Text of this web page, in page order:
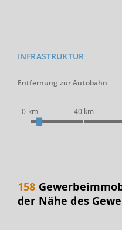
INFRASTRUKTUR
Entfernung zur Autobahn
0 km 40 km
158
der Nähe des